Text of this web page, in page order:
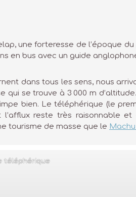
une forteresse de l’époque
en bus avec un guide
dans tous les sens, nous
se trouve à 3 000 m
bien. Le téléphérique (le
reste très raisonnable
tourisme de masse que le
téléphérique